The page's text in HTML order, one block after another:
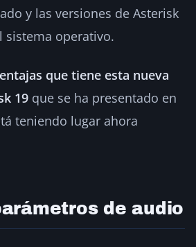
y las versiones de Asterisk
sistema operativo.
que tiene esta nueva
19 que se ha presentado en
teniendo lugar ahora
de audio